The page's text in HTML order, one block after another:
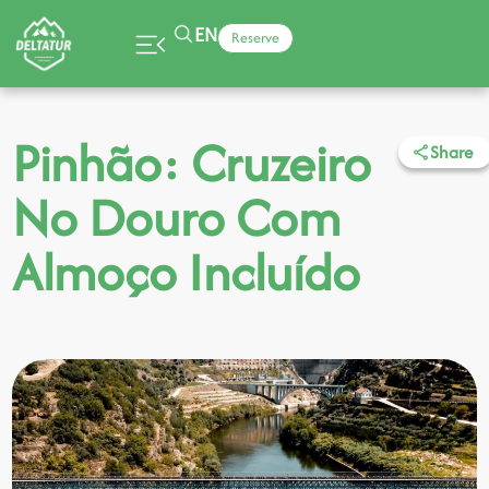
EN Reserve
Pinhão: Cruzeiro
No Douro Com
Almoço Incluído
Share